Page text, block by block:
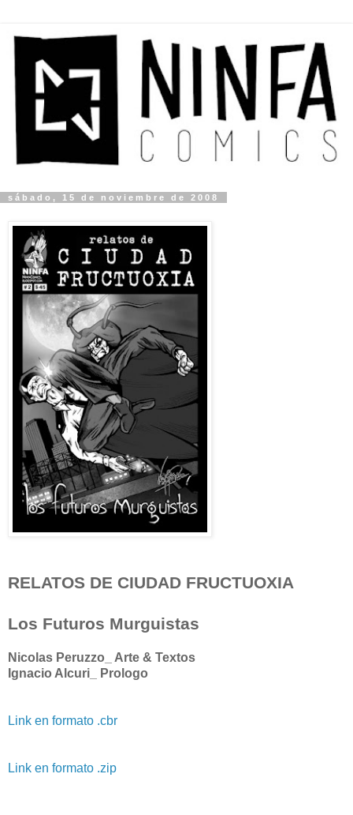
sábado, 15 de noviembre de 2008
RELATOS DE CIUDAD FRUCTUOXIA
Los Futuros Murguistas
Nicolas Peruzzo_ Arte & Textos
Ignacio Alcuri_ Prologo
Link en formato .cbr
Link en formato .zip